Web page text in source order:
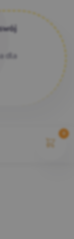
dla